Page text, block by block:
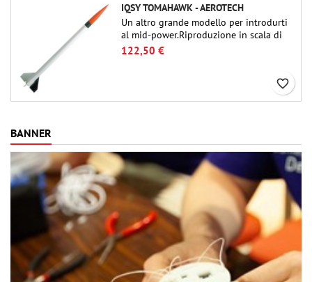
IQSY TOMAHAWK - AEROTECH
Un altro grande modello per introdurti
al mid-power.Riproduzione in scala di
un famoso razzo-sonda, dalle dimensioni
contenute e adatto per passare a kit di
122,50 €
favorite_border
BANNER